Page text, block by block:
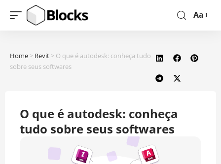
Aa
Home > Revit > O que é autodesk: conheça tudo
sobre seus softwares
O que é autodesk: conheça
tudo sobre seus softwares